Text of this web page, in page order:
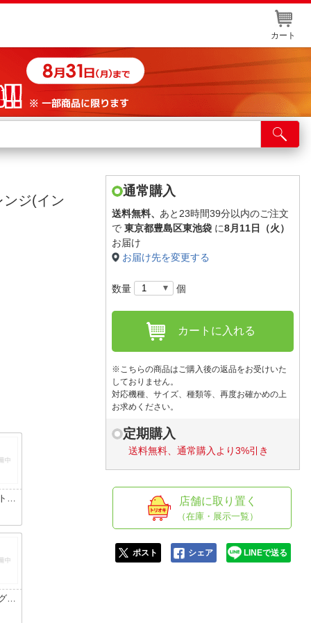
カート
舗サービス
ト取り置き
情報・店舗一覧
ンジ(イン
ブ
バ
リ
イ
通常購入
送料無料、 あと23時間39分以内のご注文
で 東京都豊島区東池袋 に8月11日（火）
お届け
お届け先を変更する
数量 個
カートに入れる
※こちらの商品はご購入後の返品をお受けいた
しておりません。
対応機種、サイズ、種類等、再度お確かめの上
お求めください。
定期購入
送料無料、通常購入より3%引き
店舗に取り置く
（在庫・展示一覧）
ポスト シェア LINEで送る